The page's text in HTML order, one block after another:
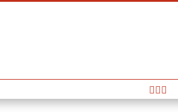
  